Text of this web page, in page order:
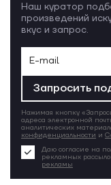
Наш куратор
произведений
вкус и запрос.
Запросить
Нажимая кнопку
адреса электронной
аналитических
конфиденциальности и
Даю согласие на
рекламных
рекламы